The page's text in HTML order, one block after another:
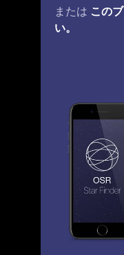
または この
い。